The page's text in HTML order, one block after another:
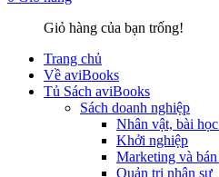
Giỏ hàng của bạn trống!
Trang chủ
Về aviBooks
Tủ Sách aviBooks
Sách doanh nghiệp
Nhân vật, bài
Khởi nghiệp
Marketing và
Quản trị nhân sự